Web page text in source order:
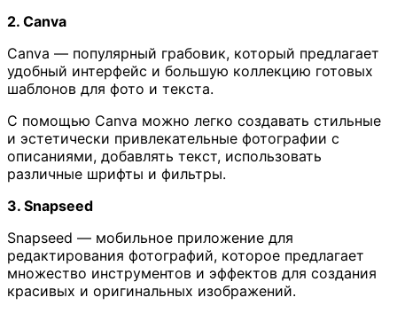
2. Canva
Canva — популярный грабовик, который предлагает
удобный интерфейс и большую коллекцию готовых
шаблонов для фото и текста.
С помощью Canva можно легко создавать стильные
и эстетически привлекательные фотографии с
описаниями, добавлять текст, использовать
различные шрифты и фильтры.
3. Snapseed
Snapseed — мобильное приложение для
редактирования фотографий, которое предлагает
множество инструментов и эффектов для создания
красивых и оригинальных изображений.